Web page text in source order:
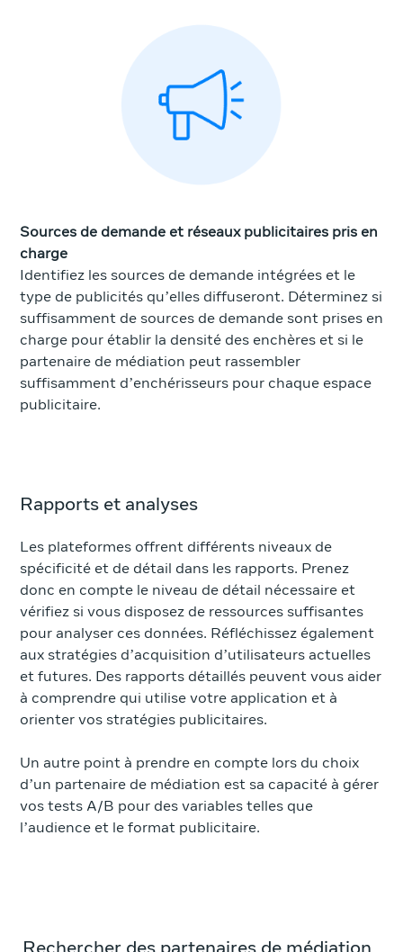
Sources de demande et réseaux publicitaires pris en
charge
Identifiez les sources de demande intégrées et le
type de publicités qu’elles diffuseront. Déterminez si
suffisamment de sources de demande sont prises en
charge pour établir la densité des enchères et si le
partenaire de médiation peut rassembler
suffisamment d’enchérisseurs pour chaque espace
publicitaire.
Rapports et analyses
Les plateformes offrent différents niveaux de
spécificité et de détail dans les rapports. Prenez
donc en compte le niveau de détail nécessaire et
vérifiez si vous disposez de ressources suffisantes
pour analyser ces données. Réfléchissez également
aux stratégies d’acquisition d’utilisateurs actuelles
et futures. Des rapports détaillés peuvent vous aider
à comprendre qui utilise votre application et à
orienter vos stratégies publicitaires.
Un autre point à prendre en compte lors du choix
d’un partenaire de médiation est sa capacité à gérer
vos tests A/B pour des variables telles que
l’audience et le format publicitaire.